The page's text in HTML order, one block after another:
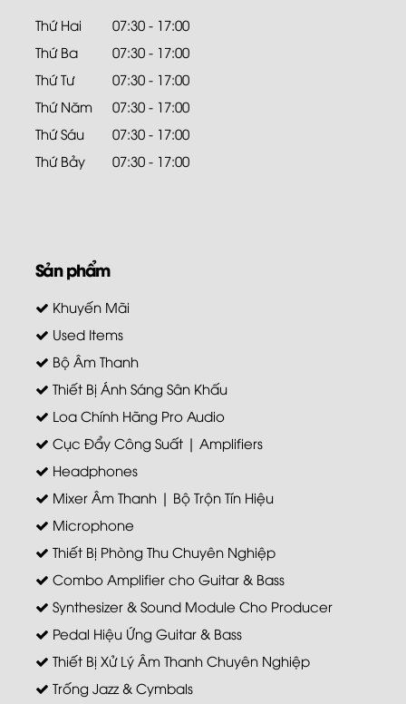
Thứ Hai
07:30 - 17:00
Thứ Ba
07:30 - 17:00
Thứ Tư
07:30 - 17:00
Thứ Năm
07:30 - 17:00
Thứ Sáu
07:30 - 17:00
Thứ Bảy
07:30 - 17:00
Sản phẩm
Khuyến Mãi
Used Items
Bộ Âm Thanh
Thiết Bị Ánh Sáng Sân Khấu
Loa Chính Hãng Pro Audio
Cục Đẩy Công Suất | Amplifiers
Headphones
Mixer Âm Thanh | Bộ Trộn Tín Hiệu
Microphone
Thiết Bị Phòng Thu Chuyên Nghiệp
Combo Amplifier cho Guitar & Bass
Synthesizer & Sound Module Cho Producer
Pedal Hiệu Ứng Guitar & Bass
Thiết Bị Xử Lý Âm Thanh Chuyên Nghiệp
Trống Jazz & Cymbals